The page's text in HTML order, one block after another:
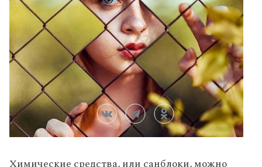
Химические средства, или санблоки, можно